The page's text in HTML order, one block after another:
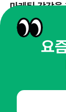
마케팅 감각을
65,043명의 마케터를
뉴스레터 구독하기
NHN AD
요